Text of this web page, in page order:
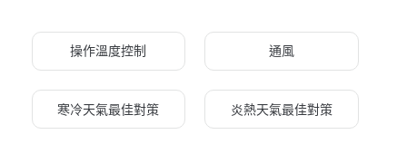
操作溫度控制 通風
寒冷天氣最佳對策 炎熱天氣最佳對策